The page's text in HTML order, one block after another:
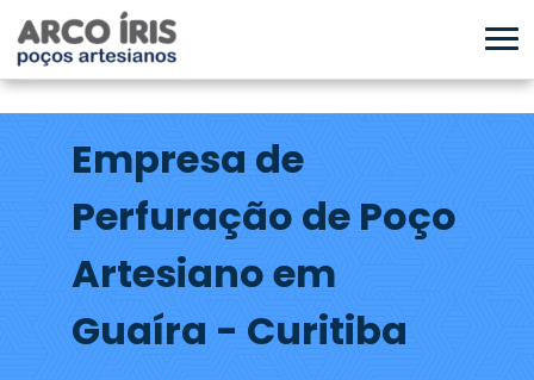
Empresa de
Perfuração de Poço
Artesiano em
Guaíra - Curitiba